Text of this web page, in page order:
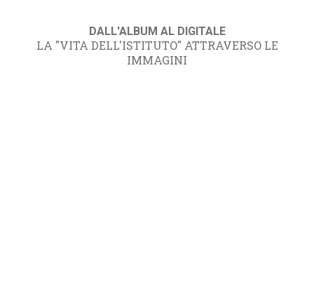
DALL'ALBUM AL DIGITALE
LA "VITA DELL'ISTITUTO" ATTRAVERSO LE
IMMAGINI